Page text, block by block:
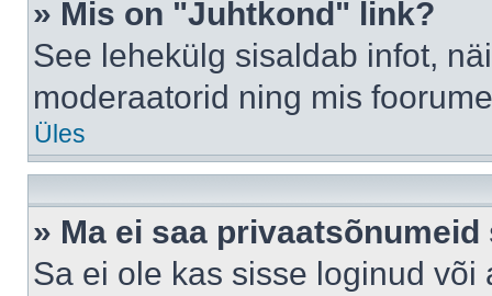
» Mis on "Juhtkond" link?
See lehekülg sisaldab infot,
moderaatorid ning mis
Üles
» Ma ei saa privaatsõnumeid
Sa ei ole kas sisse loginud